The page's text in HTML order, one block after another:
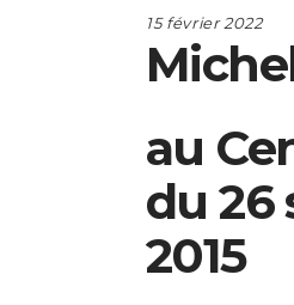
15 février 2022
au
du 26
2015